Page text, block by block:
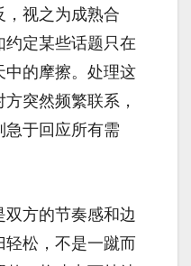
，视之为成熟合
定某些话题只在
中的摩擦。处理这
突然频繁联系，
急于回应所有需
方的节奏感和边
松，不是一蹴而